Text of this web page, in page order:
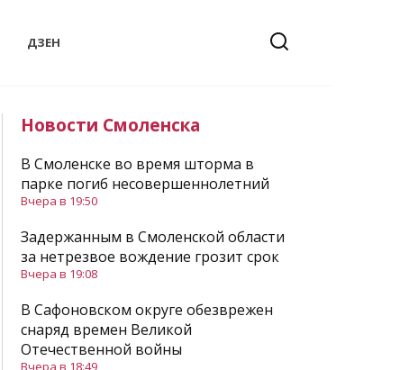
ДЗЕН
Новости Смоленска
В Смоленске во время шторма в
парке погиб несовершеннолетний
Вчера в 19:50
Задержанным в Смоленской области
за нетрезвое вождение грозит срок
Вчера в 19:08
В Сафоновском округе обезврежен
снаряд времен Великой
Отечественной войны
Вчера в 18:49